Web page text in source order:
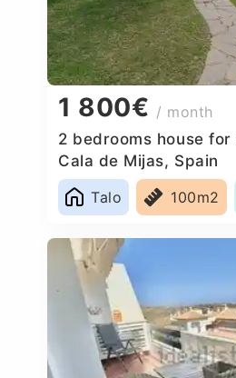
1 800€ / month
2 bedrooms house for
Cala de Mijas, Spain
Talo
100m2